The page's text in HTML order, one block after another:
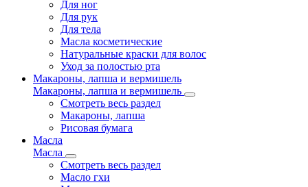
Для ног
Для рук
Для тела
Масла косметические
Натуральные краски для волос
Уход за полостью рта
Макароны, лапша и вермишель
Макароны, лапша и вермишель
Смотреть весь раздел
Макароны, лапша
Рисовая бумага
Масла
Масла
Смотреть весь раздел
Масло гхи